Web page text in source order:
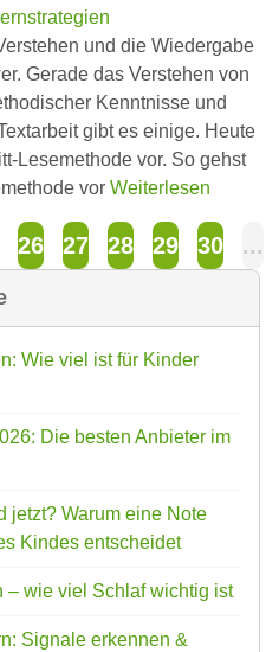
und die Wiedergabe
Gerade das Verstehen von
Kenntnisse und
gibt es einige. Heute
Lesemethode vor. So gehst
vor Weiterlesen
26 27 28 29 30 ...
Wie viel ist für Kinder
Die besten Anbieter im
jetzt? Warum eine Note
Kindes entscheidet
– wie viel Schlaf wichtig ist
Signale erkennen &